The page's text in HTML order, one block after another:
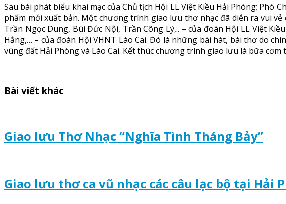
Sau bài phát biểu khai mạc của Chủ tịch Hội LL Việt Kiều Hải Phòng;
phẩm mới xuất bản. Một chương trình giao lưu thơ nhạc đã diễn ra vui
Trần Ngọc Dung, Bùi Đức Nội, Trần Công Lý,.. – của đoàn Hội LL Việt
Hằng,… – của đoàn Hội VHNT Lào Cai. Đó là những bài hát, bài thơ do
vùng đất Hải Phòng và Lào Cai. Kết thúc chương trình giao lưu là bữa
Bài viết khác
Giao lưu Thơ Nhạc “Nghĩa Tình Tháng Bảy”
Giao lưu thơ ca vũ nhạc các câu lạc bộ tại Hải